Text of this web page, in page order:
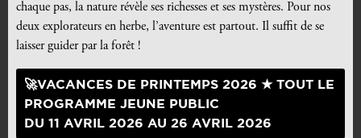
chaque pas, la nature révèle ses richesses et ses mystères. Pour nos
deux explorateurs en herbe, l’aventure est partout. Il suffit de se
laisser guider par la forêt !
🚀VACANCES DE PRINTEMPS 2026 ★ TOUT LE
PROGRAMME JEUNE PUBLIC
DU 11 AVRIL 2026 AU 26 AVRIL 2026